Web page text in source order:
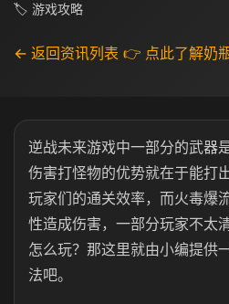
🏷 游戏攻略
← 返回资讯列表 👉 点此了解奶
逆战未来游戏中一部分的武器
伤害打怪物的优势就在于能打
玩家们的通关效率，而火毒爆
性造成伤害，一部分玩家不太
怎么玩？那这里就由小编提供
法吧。